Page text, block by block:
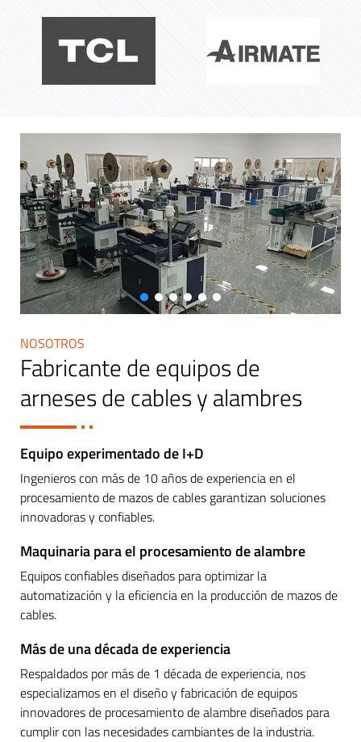
NOSOTROS
Fabricante de equipos de
arneses de cables y alambres
Equipo experimentado de I+D
Ingenieros con más de 10 años de experiencia en el
procesamiento de mazos de cables garantizan soluciones
innovadoras y confiables.
Maquinaria para el procesamiento de alambre
Equipos confiables diseñados para optimizar la
automatización y la eficiencia en la producción de mazos de
cables.
Más de una década de experiencia
Respaldados por más de 1 década de experiencia, nos
especializamos en el diseño y fabricación de equipos
innovadores de procesamiento de alambre diseñados para
cumplir con las necesidades cambiantes de la industria.